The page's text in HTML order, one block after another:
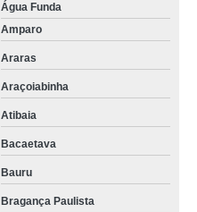
Água Funda
Amparo
Araras
Araçoiabinha
Atibaia
Bacaetava
Bauru
Bragança Paulista